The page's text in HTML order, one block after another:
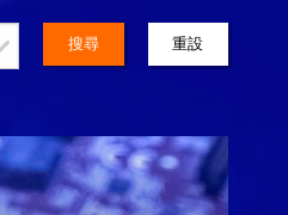
搜尋 重設